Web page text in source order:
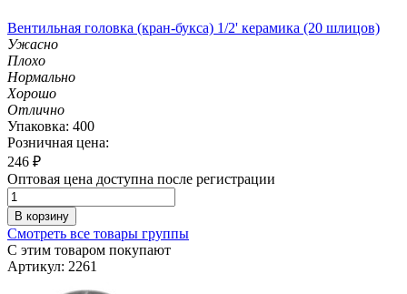
Вентильная головка (кран-букса) 1/2' керамика (20 шлицов)
Ужасно
Плохо
Нормально
Хорошо
Отлично
Упаковка: 400
Розничная цена:
246 ₽
Оптовая цена доступна после регистрации
В корзину
Смотреть все товары группы
С этим товаром покупают
Артикул: 2261